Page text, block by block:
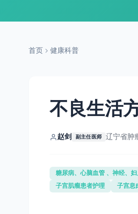
首页 健康科普
不良生活
赵剑 副主任医师 辽宁省肿
糖尿病、心脑血管 、神经、
子宫肌瘤患者护理
子宫息